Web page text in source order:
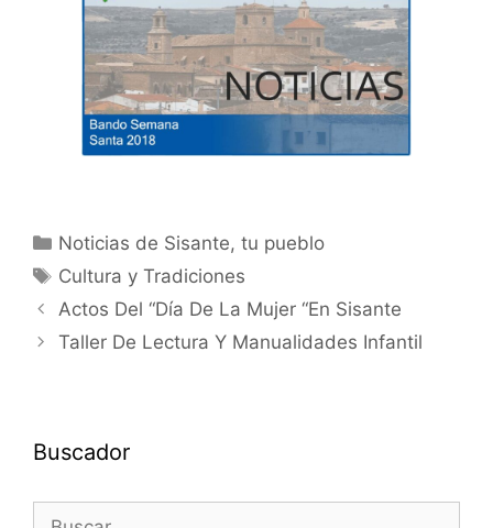
Noticias de Sisante, tu pueblo
Cultura y Tradiciones
Actos Del “Día De La Mujer “En Sisante
Taller De Lectura Y Manualidades Infantil
Buscador